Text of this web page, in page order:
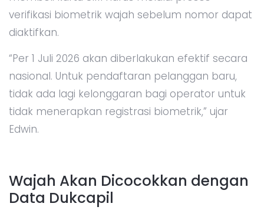
verifikasi biometrik wajah sebelum nomor dapat
diaktifkan.
“Per 1 Juli 2026 akan diberlakukan efektif secara
nasional. Untuk pendaftaran pelanggan baru,
tidak ada lagi kelonggaran bagi operator untuk
tidak menerapkan registrasi biometrik,” ujar
Edwin.
Wajah Akan Dicocokkan dengan
Data Dukcapil